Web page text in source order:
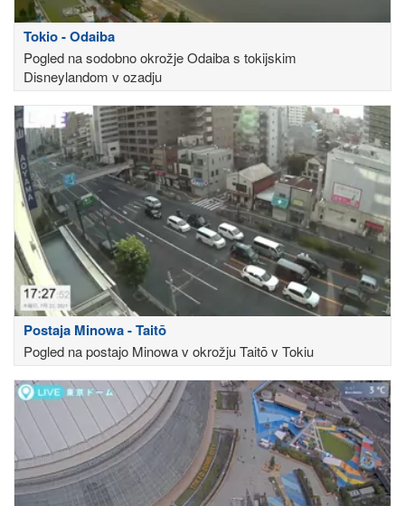
Tokio - Odaiba
Pogled na sodobno okrožje Odaiba s tokijskim
Disneylandom v ozadju
Postaja Minowa - Taitō
Pogled na postajo Minowa v okrožju Taitō v Tokiu